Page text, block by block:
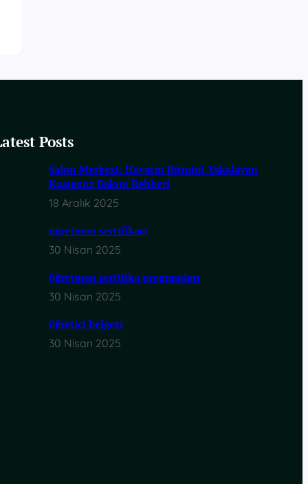
Posts
Salon Merkezi: Hayatın Ritmini Yakalayan
Kusursuz Bakım Rehberi
18 Aralık 2025
öğretmen sertifikası
30 Nisan 2025
öğretmen sertifika programları
30 Nisan 2025
öğretici belgesi
30 Nisan 2025